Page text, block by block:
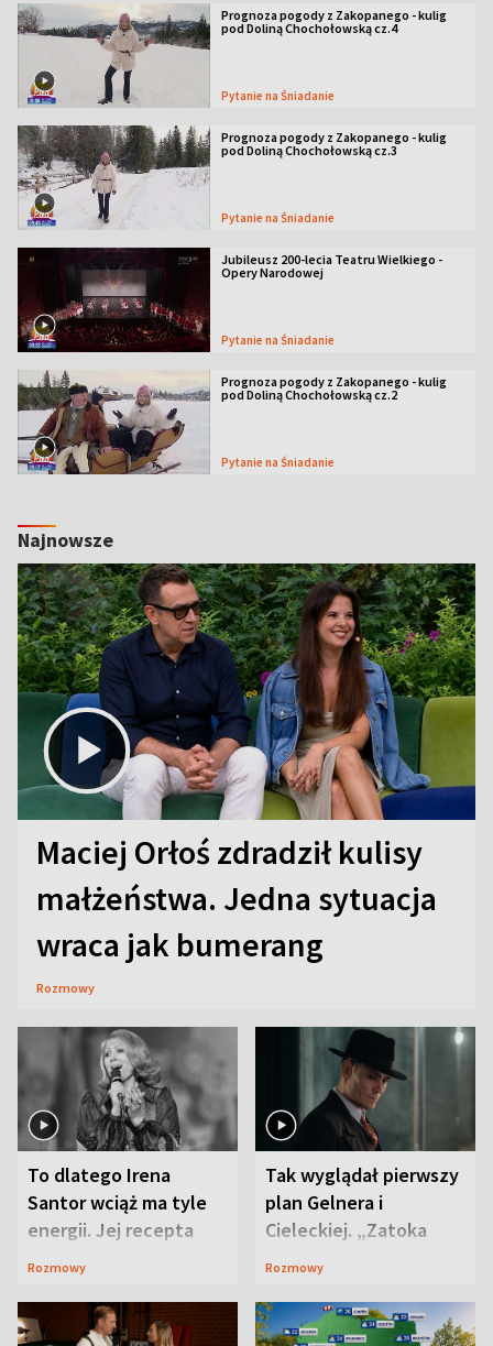
Prognoza pogody z Zakopanego - kulig
pod Doliną Chochołowską cz.4
Pytanie na Śniadanie
Prognoza pogody z Zakopanego - kulig
pod Doliną Chochołowską cz.3
Pytanie na Śniadanie
Jubileusz 200-lecia Teatru Wielkiego -
Opery Narodowej
Pytanie na Śniadanie
Prognoza pogody z Zakopanego - kulig
pod Doliną Chochołowską cz.2
Pytanie na Śniadanie
Najnowsze
Maciej Orłoś zdradził kulisy
małżeństwa. Jedna sytuacja
wraca jak bumerang
Rozmowy
To dlatego Irena
Santor wciąż ma tyle
energii. Jej recepta
jest zaskakująco
Rozmowy
Tak wyglądał pierwszy
plan Gelnera i
Cieleckiej. „Zatoka
szpiegów” od razu ich
Rozmowy